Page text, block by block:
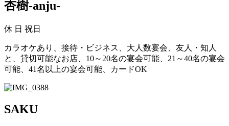
杏樹-anju-
休 日 祝日
カラオケあり、接待・ビジネス、大人数宴会、友人・知人
と、貸切可能なお店、10～20名の宴会可能、21～40名の宴会
可能、41名以上の宴会可能、カードOK
SAKU